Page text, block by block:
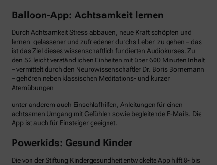
Balloon-App: Achtsamkeit lernen
Durch Achtsamkeit Stress abbauen, neue Kraft schöpfen und
lernen, gelassener und zufriedener durchs Leben zu gehen – das
ist das Ziel dieses wissenschaftlich fundierten Audiokurses. Zu
den 52 leicht verständlichen Einheiten mit über 600 Minuten Inhalt
– vermittelt durch den Neurowissenschaftler Dr. Boris Bornemann
– gehören neben klassischen Meditations- und kurzen
Atemübungen
unter anderem auch Einschlafhilfen, Anleitungen für einen
achtsamen Umgang mit Gefühlen sowie begleitende E-Mails. Die
App ist auch für Einsteiger geeignet.
Powerkids: Gesund Kinder
Die von der Stiftung Kindergesundheit entwickelte App hilft 8- bis